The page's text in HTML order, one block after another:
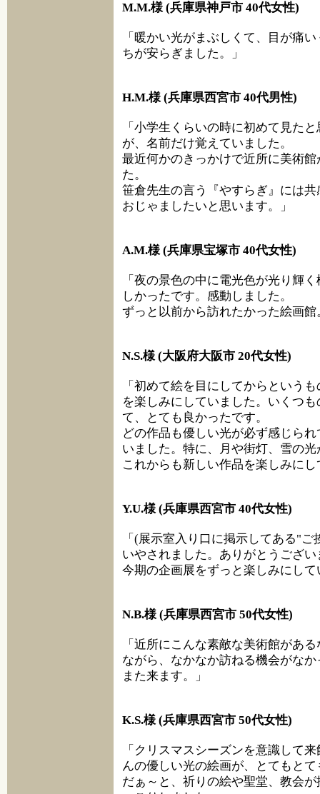
M.M.様 (兵庫県神戸市 40代女性)
「暖かい光がまぶしくて、目が痛
ちが安らぎました。」
H.M.様 (兵庫県西宮市 40代男性)
「小学生くらいの時に初めて見た
が、名前だけ覚えていました。
最近何かのきっかけで近所に美術
た。
笹倉先生の言う『やすらぎ』には
おじゃましたいと思います。」
A.M.様 (兵庫県宝塚市 40代女性)
「夜の景色の中に電光色が光り輝
しかったです。感動しました。
ずっと以前から訪れたかった絵画
N.S.様 (大阪府大阪市 20代女性)
「初めて絵を目にしてからという
を楽しみにしていました。いくつ
て、とても良かったです。
どの作品も優しい光が必ず感じら
いました。特に、月や街灯、雪の
これからも新しい作品を楽しみに
Y.U.様 (兵庫県西宮市 40代女性)
「(展示室入り口に掲示してある"
いやされました。ありがとうござい
今期の企画展をずっと楽しみにし
N.B.様 (兵庫県西宮市 50代女性)
「近所にこんな素敵な美術館があ
ながら、なかなか訪ねる機会がな
また来ます。」
K.S.様 (兵庫県西宮市 50代女性)
「クリスマスシーズンを意識して
んの優しい光の絵画が、とてもと
だぁ～と、祈りの絵や聖堂、教会